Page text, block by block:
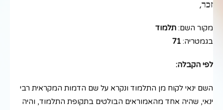
זכר,
מקור השם: תלמוד
בגמטריה: 71
לפי הקבלה:
השם ינאי לקוח מן התלמוד ונקרא על שם הדמות המקראית רבי
ינאי, שהיה אחד מהאמוראים הבולטים בתקופת התלמוד, והיה